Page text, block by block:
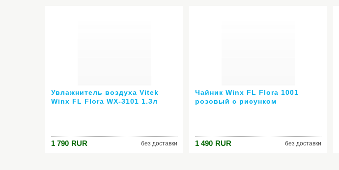
Увлажнитель воздуха Vitek
Winx FL Flora WX-3101 1.3л
1 790 RUR без доставки
Чайник Winx FL Flora 1001
розовый с рисунком
1 490 RUR без доставки